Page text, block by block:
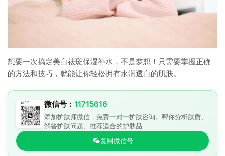
想要一次搞定美白祛斑保湿补水，不是梦想！只需要掌握正确
的方法和技巧，就能让你轻松拥有水润透白的肌肤。
微信号： 11715616
添加护肤师微信，免费一对一护肤咨询。帮你分析肤质、
解答护肤问题、推荐适合的护肤品
复制微信号